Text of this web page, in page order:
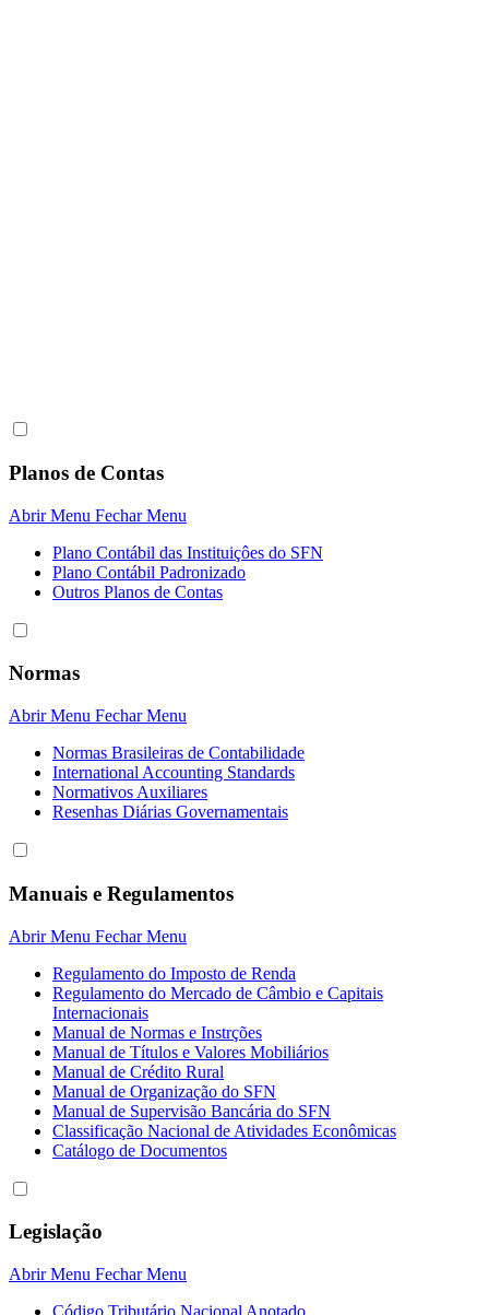
Planos de Contas
Abrir Menu Fechar Menu
Plano Contábil das Instituiçôes do SFN
Plano Contábil Padronizado
Outros Planos de Contas
Normas
Abrir Menu Fechar Menu
Normas Brasileiras de Contabilidade
International Accounting Standards
Normativos Auxiliares
Resenhas Diárias Governamentais
Manuais e Regulamentos
Abrir Menu Fechar Menu
Regulamento do Imposto de Renda
Regulamento do Mercado de Câmbio e Capitais
Internacionais
Manual de Normas e Instrções
Manual de Títulos e Valores Mobiliários
Manual de Crédito Rural
Manual de Organização do SFN
Manual de Supervisão Bancária do SFN
Classificação Nacional de Atividades Econômicas
Catálogo de Documentos
Legislação
Abrir Menu Fechar Menu
Código Tributário Nacional Anotado